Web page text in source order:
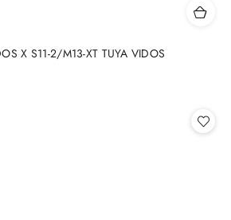
X S11-2/M13-XT TUYA VIDOS